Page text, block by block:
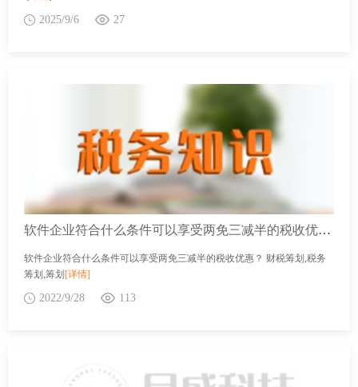
2025/9/6 27
软件企业符合什么条件可以享受两免三减半的税收优惠？
软件企业符合什么条件可以享受两免三减半的税收优惠？ 财税筹划,税务
筹划,筹划 [详情]
2022/9/28 113